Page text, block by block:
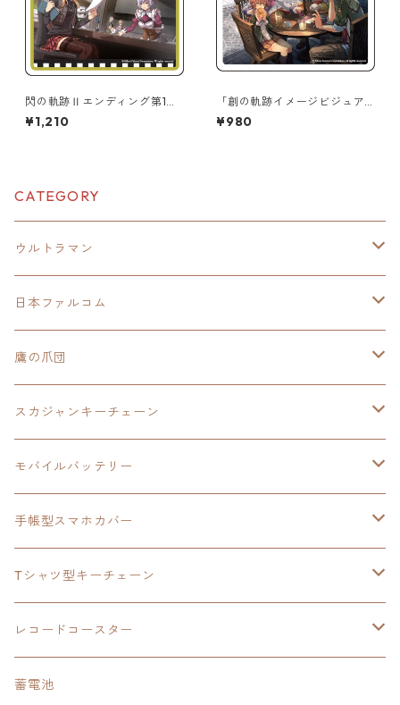
閃の軌跡Ⅱエンディング第1弾
極厚アクリルキーチェーン
¥1,210
「創の軌跡イメージビジュア
ル」極厚アクリルキーチェー
ン
¥980
CATEGORY
ウルトラマン
モバイルバッテリー
スカジャンキーチェーン
スカジャン
シャツ
日本ファルコム
イースⅧ
モバイルバッテリー
手帳型スマホカバー
東亰ザナドゥ
閃の軌跡Ⅲ
モバイルバッテリー
手帳型スマホカバー
閃の軌跡Ⅳ
手帳型スマホカバー
モバイルバッテリー
軌跡シリーズ
トランプ
カーマグネット
閃の軌跡Ⅱ
トランプ
イースⅨ
鷹の爪団
モバイルバッテリー
手帳型スマホカバー
スカジャンキーチェーン
ウルトラマンシリーズ
日本ファルコム
閃の軌跡Ⅲ
軌跡シリーズ
モバイルバッテリー
ウルトラマン
鷹の爪
イースⅧ
東亰ザナドゥ
手帳型スマホカバー
鷹の爪団
イースⅧ
閃の軌跡Ⅲ
Tシャツ型キーチェーン
日本ファルコム
閃の軌跡Ⅲ
レコードコースター
日本ファルコム
蓄電池